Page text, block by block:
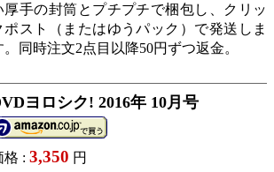
厚手の封筒とプチプチで梱包し、クリッ
ポスト（またはゆうパック）で発送しま
。同時注文2点目以降50円ずつ返金。
ヨロシク! 2016年 10月号
格 : 3,350 円